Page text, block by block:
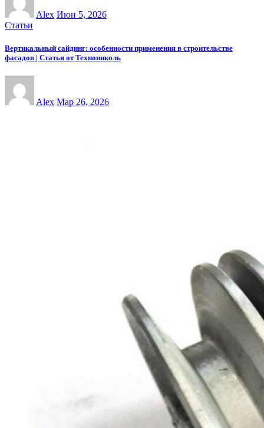
Alex Июн 5, 2026
Статьи
Вертикальный сайдинг: особенности применения в строительстве
фасадов | Статья от Технониколь
Alex Мар 26, 2026